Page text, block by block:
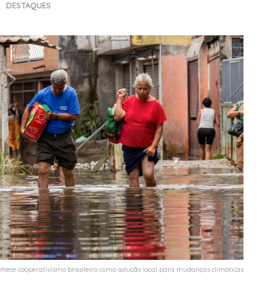
DESTAQUES
cooperativismo brasileiro como solução local para mudanças climáticas